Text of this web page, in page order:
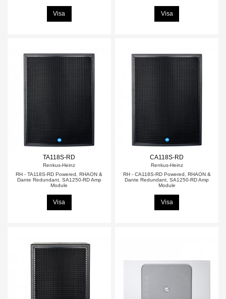
Visa Visa
TA118S-RD
Renkus-Heinz
RH - TA118S-RD Powered, RHAON &
Dante Redundant, SA1250-RD Amp
Module
Visa
CA118S-RD
Renkus-Heinz
RH - CA118S-RD Powered, RHAON &
Dante Redundant, SA1250-RD Amp
Module
Visa